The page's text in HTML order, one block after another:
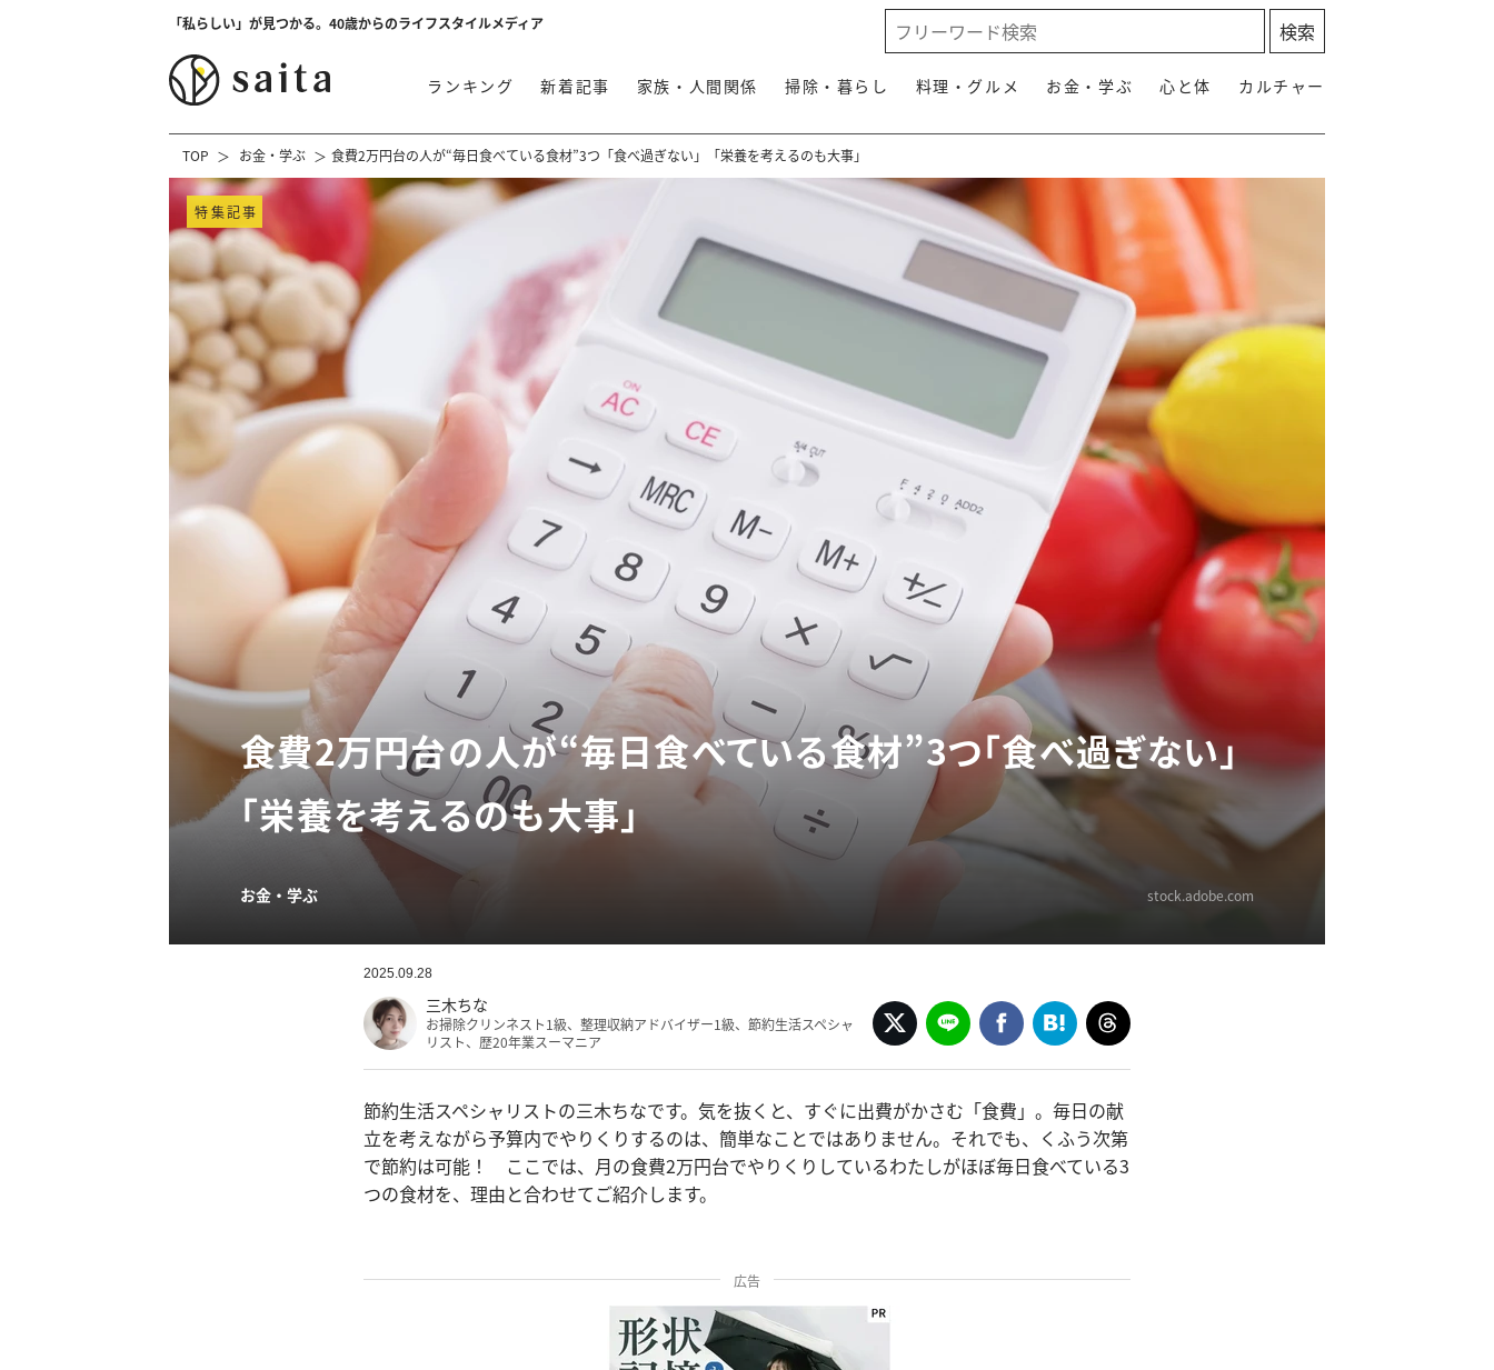
「私らしい」が見つかる。40歳からのライフスタイルメディア
ランキング 新着記事 家族・人間関係 掃除・暮らし 料理・グルメ お金・学ぶ 心と体 カルチャー
TOP お金・学ぶ 食費2万円台の人が“毎日食べている食材”3つ「食べ過ぎない」「栄養を考えるのも大事」
特集記事
食費2万円台の人が“毎日食べている食材”3つ「食べ過ぎない」
「栄養を考えるのも大事」
お金・学ぶ stock.adobe.com
2025.09.28
三木ちな
お掃除クリンネスト1級、整理収納アドバイザー1級、節約生活スペシャ
リスト、歴20年業スーマニア
節約生活スペシャリストの三木ちなです。気を抜くと、すぐに出費がかさむ「食費」。毎日の献
立を考えながら予算内でやりくりするのは、簡単なことではありません。それでも、くふう次第
で節約は可能！ ここでは、月の食費2万円台でやりくりしているわたしがほぼ毎日食べている3
つの食材を、理由と合わせてご紹介します。
広告